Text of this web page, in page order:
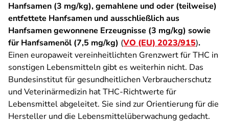
Hanfsamen (3 mg/kg), gemahlene und oder (teilweise)
entfettete Hanfsamen und ausschließlich aus
Hanfsamen gewonnene Erzeugnisse (3 mg/kg) sowie
für Hanfsamenöl (7,5 mg/kg) (VO (EU) 2023/915).
Einen europaweit vereinheitlichten Grenzwert für THC in
sonstigen Lebensmitteln gibt es weiterhin nicht. Das
Bundesinstitut für gesundheitlichen Verbraucherschutz
und Veterinärmedizin hat THC-Richtwerte für
Lebensmittel abgeleitet. Sie sind zur Orientierung für die
Hersteller und die Lebensmittelüberwachung gedacht.